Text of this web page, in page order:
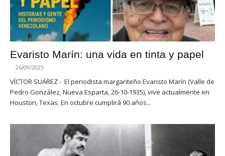
Evaristo Marín: una vida en tinta y papel
- 26/09/2025
VÍCTOR SUÁREZ - El periodista margariteño Evaristo Marín (Valle de
Pedro González, Nueva Esparta, 26-10-1935), vive actualmente en
Houston, Texas. En octubre cumplirá 90 años...